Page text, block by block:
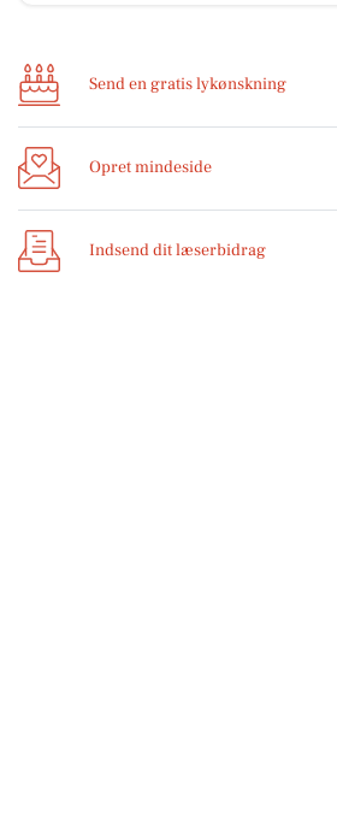
Send en gratis lykønskning
Opret mindeside
Indsend dit læserbidrag